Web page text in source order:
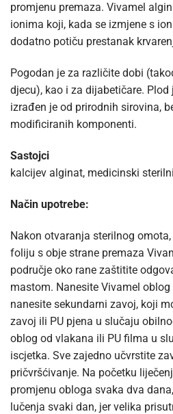
promjenu premaza. Vivamel
ionima koji, kada se izmjene s
dodatno potiču prestanak
Pogodan je za različite dobi
djecu), kao i za dijabetičare.
izrađen je od prirodnih sirovina,
modificiranih komponenti.
Sastojci
kalcijev alginat, medicinski
Način upotrebe:
Nakon otvaranja sterilnog
foliju s obje strane premaza
područje oko rane zaštitite
mastom. Nanesite Vivamel
nanesite sekundarni zavoj, koji
zavoj ili PU pjena u slučaju
oblog od vlakana ili PU filma u
iscjetka. Sve zajedno učvrstite
pričvršćivanje. Na početku
promjenu obloga svaka dva
lučenja svaki dan, jer velika